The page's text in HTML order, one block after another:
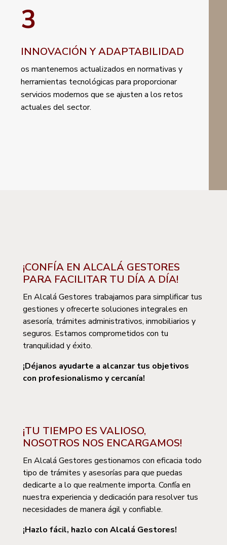
3
INNOVACIÓN Y ADAPTABILIDAD
os mantenemos actualizados en normativas y
herramientas tecnológicas para proporcionar
servicios modernos que se ajusten a los retos
actuales del sector.
¡CONFÍA EN ALCALÁ GESTORES
PARA FACILITAR TU DÍA A DÍA!
En Alcalá Gestores trabajamos para simplificar tus
gestiones y ofrecerte soluciones integrales en
asesoría, trámites administrativos, inmobiliarios y
seguros. Estamos comprometidos con tu
tranquilidad y éxito.
¡Déjanos ayudarte a alcanzar tus objetivos
con profesionalismo y cercanía!
¡TU TIEMPO ES VALIOSO,
NOSOTROS NOS ENCARGAMOS!
En Alcalá Gestores gestionamos con eficacia todo
tipo de trámites y asesorías para que puedas
dedicarte a lo que realmente importa. Confía en
nuestra experiencia y dedicación para resolver tus
necesidades de manera ágil y confiable.
¡Hazlo fácil, hazlo con Alcalá Gestores!